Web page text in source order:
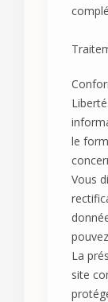
le
Vous
La
site